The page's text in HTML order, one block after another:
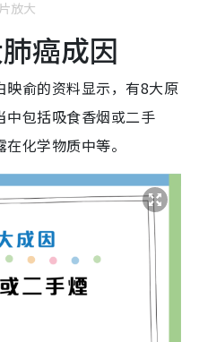
放大
癌成因
俞的资料显示，有8大原
中包括吸食香烟或二手
化学物质中等。